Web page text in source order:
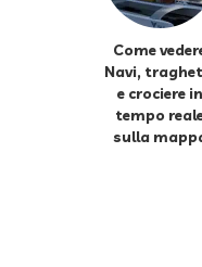
Come
Navi,
e crociere in
tempo
sulla